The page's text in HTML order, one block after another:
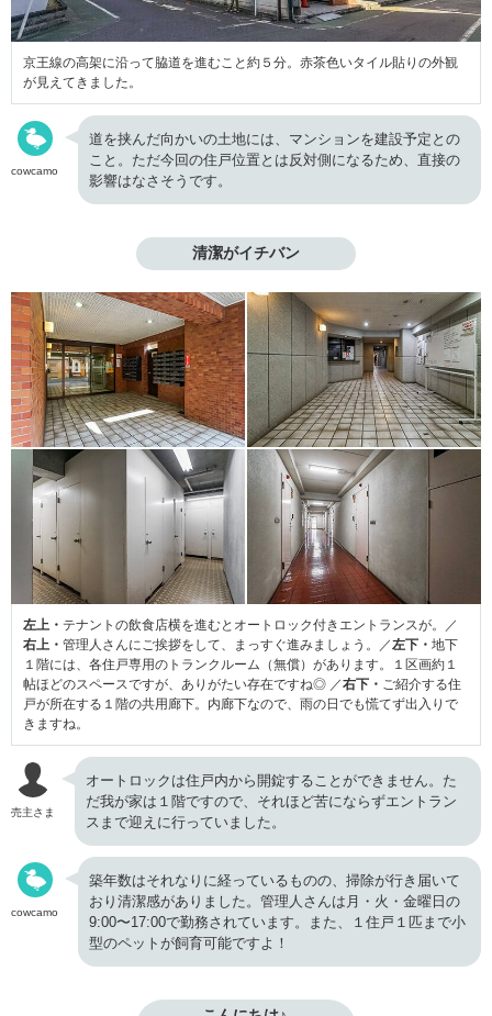
京王線の高架に沿って脇道を進むこと約５分。赤茶色いタイル貼りの外観
が見えてきました。
cowcamo
道を挟んだ向かいの土地には、マンションを建設予定との
こと。ただ今回の住戸位置とは反対側になるため、直接の
影響はなさそうです。
清潔がイチバン
左上・ テナントの飲食店横を進むとオートロック付きエントランスが。／
右上・ 管理人さんにご挨拶をして、まっすぐ進みましょう。／左下・ 地下
１階には、各住戸専用のトランクルーム（無償）があります。１区画約１
帖ほどのスペースですが、ありがたい存在ですね◎ ／右下・ ご紹介する住
戸が所在する１階の共用廊下。内廊下なので、雨の日でも慌てず出入りで
きますね。
売主さま
オートロックは住戸内から開錠することができません。た
だ我が家は１階ですので、それほど苦にならずエントラン
スまで迎えに行っていました。
cowcamo
築年数はそれなりに経っているものの、掃除が行き届いて
おり清潔感がありました。管理人さんは月・火・金曜日の
9:00〜17:00で勤務されています。また、１住戸１匹まで小
型のペットが飼育可能ですよ！